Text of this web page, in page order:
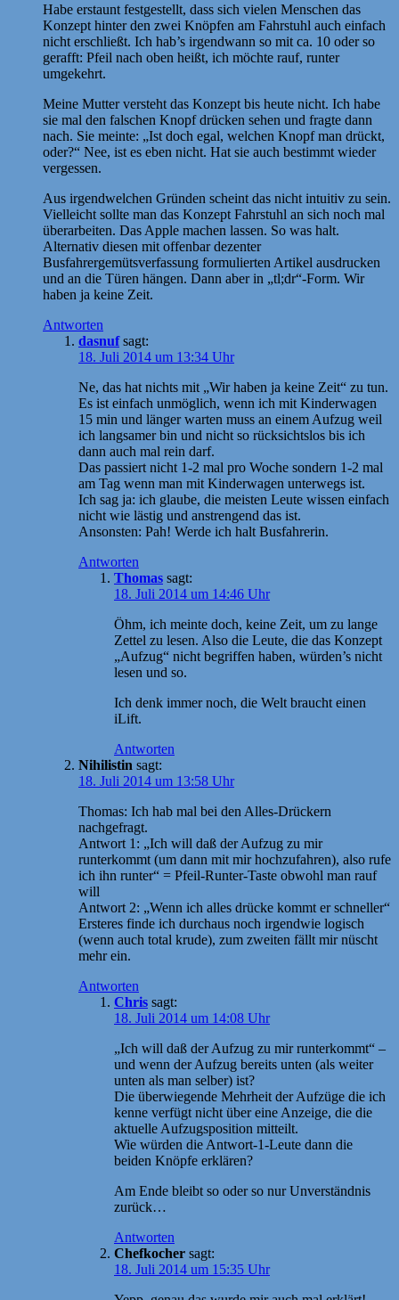
Habe erstaunt festgestellt, dass sich vielen Menschen das
Konzept hinter den zwei Knöpfen am Fahrstuhl auch einfach
nicht erschließt. Ich hab’s irgendwann so mit ca. 10 oder so
gerafft: Pfeil nach oben heißt, ich möchte rauf, runter
umgekehrt.
Meine Mutter versteht das Konzept bis heute nicht. Ich habe
sie mal den falschen Knopf drücken sehen und fragte dann
nach. Sie meinte: „Ist doch egal, welchen Knopf man drückt,
oder?“ Nee, ist es eben nicht. Hat sie auch bestimmt wieder
vergessen.
Aus irgendwelchen Gründen scheint das nicht intuitiv zu sein.
Vielleicht sollte man das Konzept Fahrstuhl an sich noch mal
überarbeiten. Das Apple machen lassen. So was halt.
Alternativ diesen mit offenbar dezenter
Busfahrergemütsverfassung formulierten Artikel ausdrucken
und an die Türen hängen. Dann aber in „tl;dr“-Form. Wir
haben ja keine Zeit.
Antworten
dasnuf sagt:
18. Juli 2014 um 13:34 Uhr
Ne, das hat nichts mit „Wir haben ja keine Zeit“ zu tun.
Es ist einfach unmöglich, wenn ich mit Kinderwagen
15 min und länger warten muss an einem Aufzug weil
ich langsamer bin und nicht so rücksichtslos bis ich
dann auch mal rein darf.
Das passiert nicht 1-2 mal pro Woche sondern 1-2 mal
am Tag wenn man mit Kinderwagen unterwegs ist.
Ich sag ja: ich glaube, die meisten Leute wissen einfach
nicht wie lästig und anstrengend das ist.
Ansonsten: Pah! Werde ich halt Busfahrerin.
Antworten
Thomas sagt:
18. Juli 2014 um 14:46 Uhr
Öhm, ich meinte doch, keine Zeit, um zu lange
Zettel zu lesen. Also die Leute, die das Konzept
„Aufzug“ nicht begriffen haben, würden’s nicht
lesen und so.
Ich denk immer noch, die Welt braucht einen
iLift.
Antworten
Nihilistin sagt:
18. Juli 2014 um 13:58 Uhr
Thomas: Ich hab mal bei den Alles-Drückern
nachgefragt.
Antwort 1: „Ich will daß der Aufzug zu mir
runterkommt (um dann mit mir hochzufahren), also rufe
ich ihn runter“ = Pfeil-Runter-Taste obwohl man rauf
will
Antwort 2: „Wenn ich alles drücke kommt er schneller“
Ersteres finde ich durchaus noch irgendwie logisch
(wenn auch total krude), zum zweiten fällt mir nüscht
mehr ein.
Antworten
Chris sagt:
18. Juli 2014 um 14:08 Uhr
„Ich will daß der Aufzug zu mir runterkommt“ –
und wenn der Aufzug bereits unten (als weiter
unten als man selber) ist?
Die überwiegende Mehrheit der Aufzüge die ich
kenne verfügt nicht über eine Anzeige, die die
aktuelle Aufzugsposition mitteilt.
Wie würden die Antwort-1-Leute dann die
beiden Knöpfe erklären?
Am Ende bleibt so oder so nur Unverständnis
zurück…
Antworten
Chefkocher sagt:
18. Juli 2014 um 15:35 Uhr